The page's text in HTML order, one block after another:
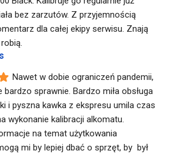
bez zarzutów. Z przyjemnością
dla całej ekipy serwisu. Znają
Nawet w dobie ograniczeń pandemii,
bardzo sprawnie. Bardzo miła obsługa
i pyszna kawka z ekspresu umila czas
wykonanie kalibracji alkomatu.
na temat użytkowania
mi by lepiej dbać o sprzęt, by  był